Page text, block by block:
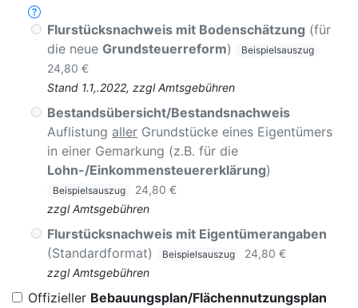
Flurstücksnachweis mit Bodenschätzung (für
die neue Grundsteuerreform) Beispielsauszug
24,80 €
Stand 1.1,.2022, zzgl Amtsgebühren
Bestandsübersicht/Bestandsnachweis
Auflistung aller Grundstücke eines Eigentümers
in einer Gemarkung (z.B. für die
Lohn-/Einkommensteuererklärung)
Beispielsauszug
24,80 €
zzgl Amtsgebühren
Flurstücksnachweis mit Eigentümerangaben
(Standardformat)
Beispielsauszug
24,80 €
zzgl Amtsgebühren
Offizieller Bebauungsplan/Flächennutzungsplan